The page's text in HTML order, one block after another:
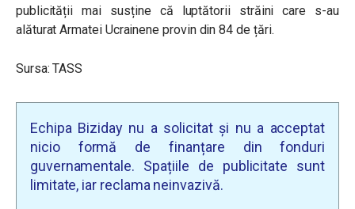
publicității mai susține că luptătorii străini care s-au
alăturat Armatei Ucrainene provin din 84 de țări.
Sursa: TASS
Echipa Biziday nu a solicitat și nu a acceptat
nicio formă de finanțare din fonduri
guvernamentale. Spațiile de publicitate sunt
limitate, iar reclama neinvazivă.